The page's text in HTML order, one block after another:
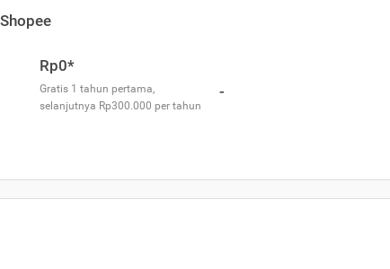
Rp0*
Gratis 1 tahun pertama,
selanjutnya Rp300.000 per tahun
-